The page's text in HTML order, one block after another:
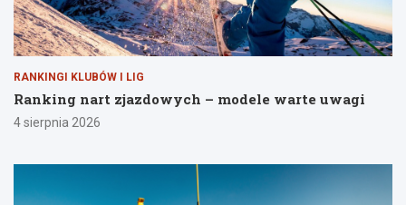
RANKINGI KLUBÓW I LIG
Ranking nart zjazdowych – modele warte uwagi
4 sierpnia 2026